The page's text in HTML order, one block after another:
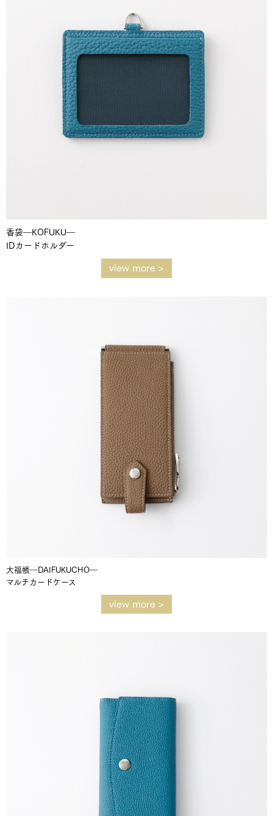
香袋―KOFUKU―
IDカードホルダー
view more >
大福帳―DAIFUKUCHO―
マルチカードケース
view more >